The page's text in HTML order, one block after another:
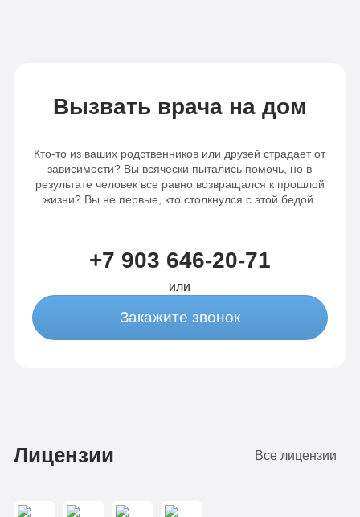
Вызвать врача на дом
Кто-то из ваших родственников или друзей страдает от
зависимости? Вы всячески пытались помочь, но в
результате человек все равно возвращался к прошлой
жизни? Вы не первые, кто столкнулся с этой бедой.
+7 903 646-20-71
или
Закажите звонок
Лицензии Все лицензии